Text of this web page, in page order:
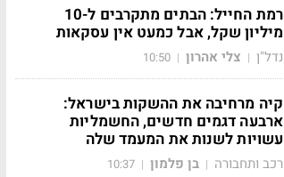
רמת החייל: הבתים מתקרבים ל-10
מיליון שקל, אבל כמעט אין עסקאות
נדל"ן | צלי אהרון |
10:50
קיה מרחיבה את ההשקות בישראל:
ארבעה דגמים חדשים, החשמליות
עשויות לשנות את המעמד שלה
רכב ותחבורה | בן פלמון |
10:37